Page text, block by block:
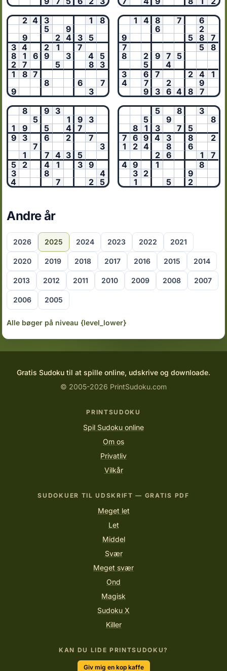
2 4 3 1
8
5
9
9
2 4 3
5
3 4 2 1
7
8
1 6 9 3 4
5
2
7 5 8
3
1
8 7
8
6
7
9
3
1 4 8 7
6
6
2
9
5 8
7
7
5
8
8
2 9 7 5
5
4
3
6 7 2 4
1
4
7 2
9
9
3 6 4 8
7
8
9
3
5
1 9
3
1
9 5 4
7
9
3 6 2
7
7
3
1
7 4 3
5
5
2 4 1 3
9
3
8
4
4
7 2 5
5 8
3
5
9
8
8
1 3 7
5
7
6 9 4 3 8
2
1
2 4 8
6
2
6 1
7
4 9 1
8
3 2
9
1
5 2
Andre år
2026 2025 2024 2023 2022 2021
2020 2019 2018 2017 2016 2015 2014
2013 2012 2011 2010 2009 2008 2007
2006 2005
Alle bøger på niveau {level_lower}
Gratis Sudoku til at spille online, udskrive og downloade.
© 2005-2026 PrintSudoku.com
PRINTSUDOKU
Spil Sudoku online
Om os
Privatliv
Vilkår
SUDOKUER TIL UDSKRIFT — GRATIS PDF
Meget let
Let
Middel
Svær
Meget svær
Ond
Magisk
Sudoku X
Killer
KAN DU LIDE PRINTSUDOKU?
Giv mig en kop kaffe